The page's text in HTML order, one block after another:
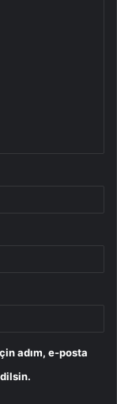
adım, e-posta